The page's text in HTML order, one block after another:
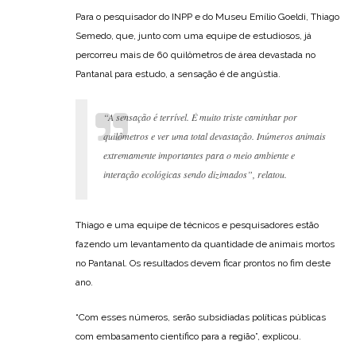
Para o pesquisador do INPP e do Museu Emílio Goeldi, Thiago
Semedo, que, junto com uma equipe de estudiosos, já
percorreu mais de 60 quilômetros de área devastada no
Pantanal para estudo, a sensação é de angústia.
“A sensação é terrível. É muito triste caminhar por
quilômetros e ver uma total devastação. Inúmeros animais
extremamente importantes para o meio ambiente e
interação ecológicas sendo dizimados”, relatou.
Thiago e uma equipe de técnicos e pesquisadores estão
fazendo um levantamento da quantidade de animais mortos
no Pantanal. Os resultados devem ficar prontos no fim deste
ano.
“Com esses números, serão subsidiadas políticas públicas
com embasamento científico para a região”, explicou.